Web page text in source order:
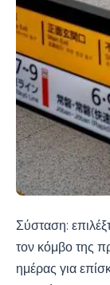
Σύσταση:
τον κόμβο της
ημέρας για